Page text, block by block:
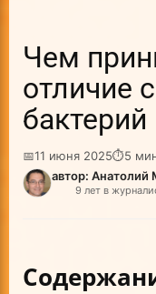
Чем
отличие
бактерий
📅11 июня 2025⏱5
автор: Анатолий
9 лет в